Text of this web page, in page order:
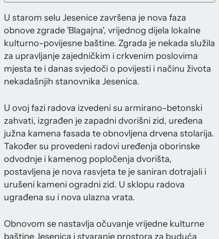
U starom selu Jesenice završena je nova faza
obnove zgrade 'Blagajna', vrijednog dijela lokalne
kulturno-povijesne baštine. Zgrada je nekada služila
za upravljanje zajedničkim i crkvenim poslovima
mjesta te i danas svjedoči o povijesti i načinu života
nekadašnjih stanovnika Jesenica.
U ovoj fazi radova izvedeni su armirano-betonski
zahvati, izgrađen je zapadni dvorišni zid, uređena
južna kamena fasada te obnovljena drvena stolarija.
Također su provedeni radovi uređenja oborinske
odvodnje i kamenog popločenja dvorišta,
postavljena je nova rasvjeta te je saniran dotrajali i
urušeni kameni ogradni zid. U sklopu radova
ugrađena su i nova ulazna vrata.
Obnovom se nastavlja očuvanje vrijedne kulturne
baštine Jesenica i stvaranje prostora za buduća